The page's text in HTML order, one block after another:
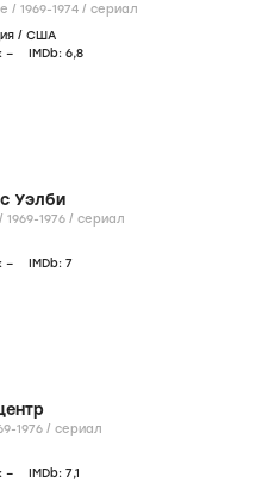
Love, American Style / 1969-1974 / сериал
/ США
– IMDb: 6,8
Уэлби
Marcus Welby, M.D. / 1969-1976 / сериал
– IMDb: 7
1976 / сериал
– IMDb: 7,1